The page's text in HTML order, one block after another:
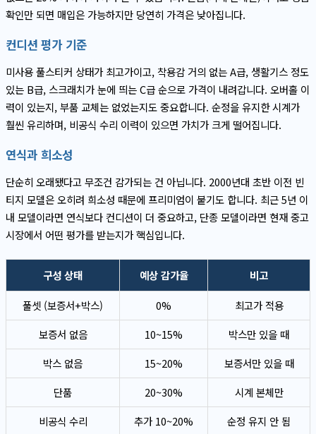
확인만 되면 매입은 가능하지만 당연히 가격은 낮아집니다.
컨디션 평가 기준
미사용 풀스티커 상태가 최고가이고, 착용감 거의 없는 A급, 생활기스 정도
있는 B급, 스크래치가 눈에 띄는 C급 순으로 가격이 내려갑니다. 오버홀 이
력이 있는지, 부품 교체는 없었는지도 중요합니다. 순정을 유지한 시계가
훨씬 유리하며, 비공식 수리 이력이 있으면 가치가 크게 떨어집니다.
연식과 희소성
단순히 오래됐다고 무조건 감가되는 건 아닙니다. 2000년대 초반 이전 빈
티지 모델은 오히려 희소성 때문에 프리미엄이 붙기도 합니다. 최근 5년 이
내 모델이라면 연식보다 컨디션이 더 중요하고, 단종 모델이라면 현재 중고
시장에서 어떤 평가를 받는지가 핵심입니다.
구성 상태 예상 감가율 비고
풀셋 (보증서+박스) 0%
최고가 적용
보증서 없음
10~15%
박스만 있을 때
박스 없음
15~20%
보증서만 있을 때
단품
20~30%
시계 본체만
비공식 수리
추가 10~20% 순정 유지 안 됨